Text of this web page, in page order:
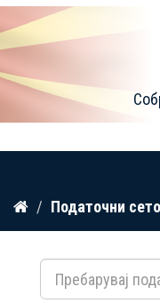
Прескокнете
содржина
Податочни